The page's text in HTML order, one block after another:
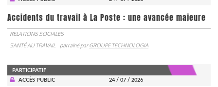
Accidents du travail à La Poste : une avancée majeure
RELATIONS SOCIALES
SANTÉ AU TRAVAIL
parrainé parGROUPE TECHNOLOGIA
PARTICIPATIF
ACCÈS PUBLIC
24 / 07 / 2026